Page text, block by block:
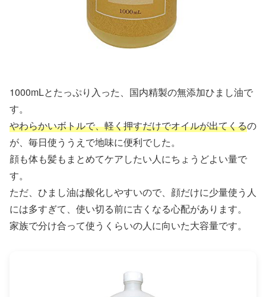
1000mLとたっぷり入った、国内精製の無添加ひまし油で
す。
やわらかいボトルで、軽く押すだけでオイルが出てくるの
が、毎日使ううえで地味に便利でした。
顔も体も髪もまとめてケアしたい人にちょうどよい量で
す。
ただ、ひまし油は酸化しやすいので、顔だけに少量使う人
には多すぎて、使い切る前に古くなる心配があります。
家族で分け合って使うくらいの人に向いた大容量です。